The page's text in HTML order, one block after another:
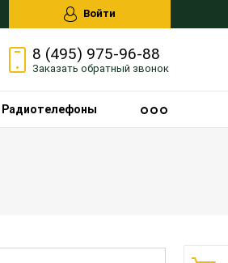
Войти
8 (495) 975-96-88
Заказать обратный звонок